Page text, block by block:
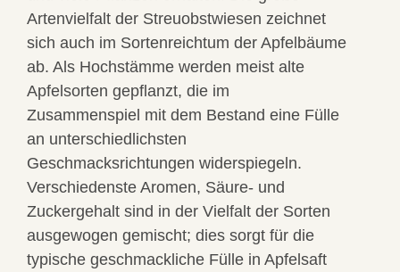
Artenvielfalt der Streuobstwiesen zeichnet
sich auch im Sortenreichtum der Apfelbäume
ab. Als Hochstämme werden meist alte
Apfelsorten gepflanzt, die im
Zusammenspiel mit dem Bestand eine Fülle
an unterschiedlichsten
Geschmacksrichtungen widerspiegeln.
Verschiedenste Aromen, Säure- und
Zuckergehalt sind in der Vielfalt der Sorten
ausgewogen gemischt; dies sorgt für die
typische geschmackliche Fülle in Apfelsaft